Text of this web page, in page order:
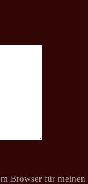
Browser für meinen